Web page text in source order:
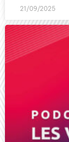
21/09/2025